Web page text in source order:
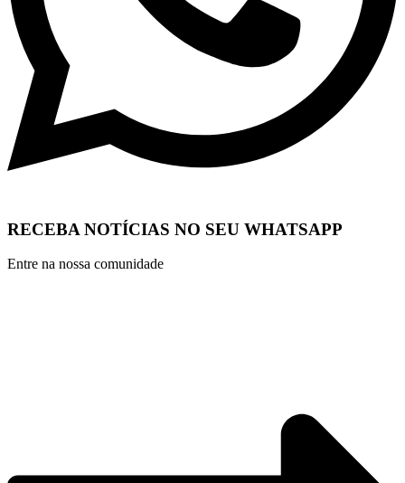
RECEBA NOTÍCIAS NO SEU WHATSAPP
Entre na nossa comunidade